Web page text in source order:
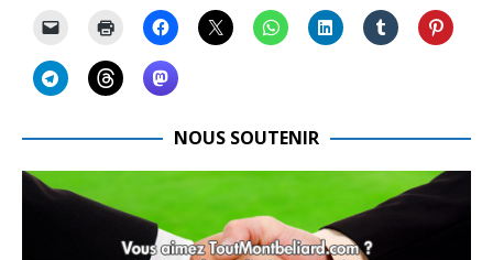
NOUS SOUTENIR